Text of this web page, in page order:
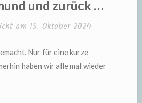
und zurück …
am 15. Oktober 2024
Nur für eine kurze
haben wir alle mal wieder